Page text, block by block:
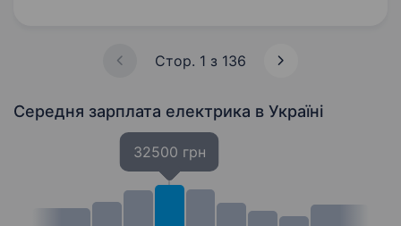
Стор. 1 з 136
Середня зарплата електрика в Україні
32500 грн